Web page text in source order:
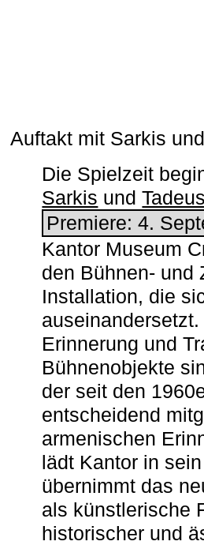
Auftakt mit Sarkis
Die Spielzeit
Sarkis und
Premiere: 4.
Kantor Museum
den Bühnen- und
Installation, die
Erinnerung und
Bühnenobjekte
der seit den
entscheidend
armenischen
lädt Kantor in
übernimmt das
als künstlerische
historischer und